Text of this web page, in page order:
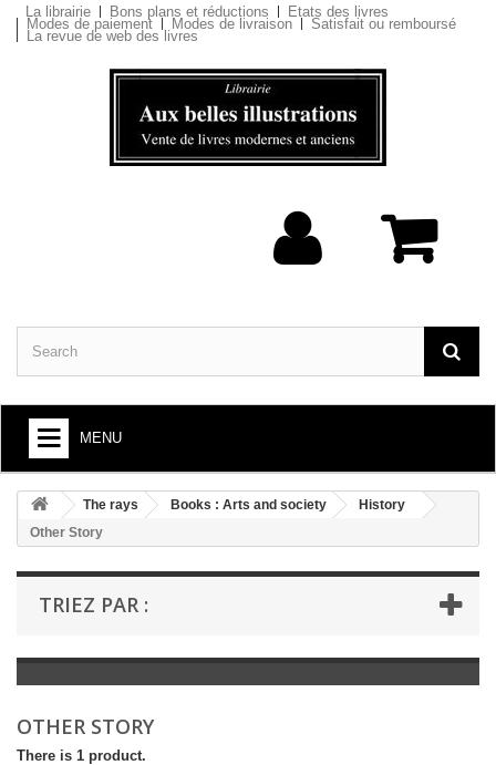
La librairie Bons plans et réductions Etats des livres
Modes de paiement Modes de livraison Satisfait ou remboursé
La revue de web des livres
MENU
+
BOOKS : ARTS AND SOCIETY
+
BOOKS : LITERATURE
+
BOOKS : YOUTH
LIVRES ANCIENS AVANT 1945
The rays Books : Arts and society
History
Other Story
TRIEZ PAR :
OTHER STORY
There is 1 product.